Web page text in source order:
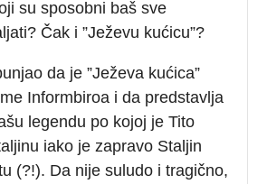
su sposobni baš sve
Čak i ”Ježevu kućicu”?
da je ”Ježeva kućica”
Informbiroa i da predstavlja
legendu po kojoj je Tito
iako je zapravo Staljin
(?!). Da nije suludo i tragično,